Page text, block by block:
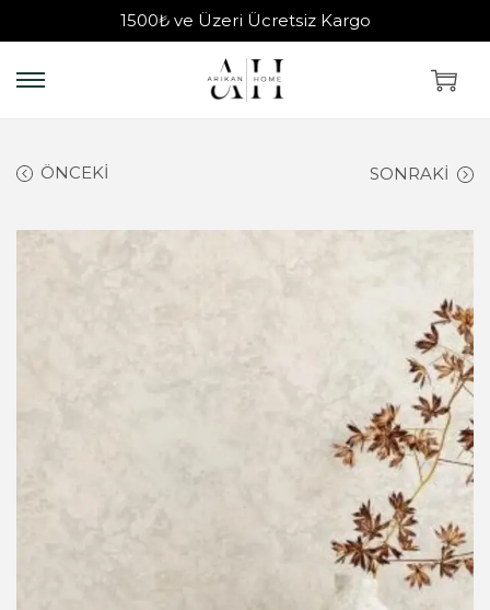
1500₺ ve Üzeri Ücretsiz Kargo
ÖNCEKI SONRAKI